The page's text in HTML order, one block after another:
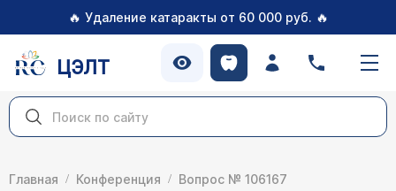
🔥 Удаление катаракты от 60 000 руб. 🔥
ЦЭЛТ
Главная Конференция Вопрос № 106167